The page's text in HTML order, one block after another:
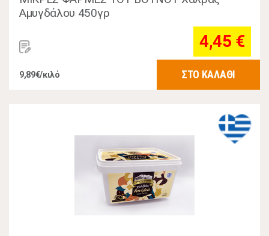
Αμυγδάλου 450γρ
4,45 €
9,89€/κιλό ΣΤΟ ΚΑΛΑΘΙ